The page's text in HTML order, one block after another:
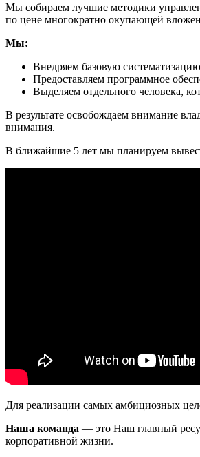
Мы собираем лучшие методики
по цене многократно окупающей
Мы:
Внедряем базовую
Предоставляем программное
Выделяем отдельного человека,
В результате освобождаем внимание
внимания.
В ближайшие 5 лет мы планируем
Для реализации самых амбициозных
Наша команда — это Наш главный
корпоративной жизни.